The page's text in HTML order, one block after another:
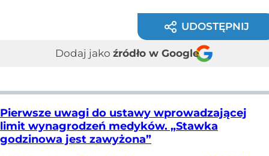
UDOSTĘPNIJ
Dodaj jako źródło w Google
Pierwsze uwagi do ustawy wprowadzającej
limit wynagrodzeń medyków. „Stawka
godzinowa jest zawyżona”